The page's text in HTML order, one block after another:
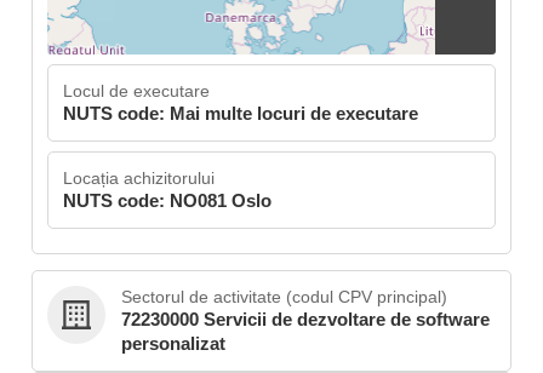
Locul de executare
NUTS code: Mai multe locuri de executare
Locația achizitorului
NUTS code: NO081 Oslo
Sectorul de activitate (codul CPV principal)
72230000 Servicii de dezvoltare de software
personalizat